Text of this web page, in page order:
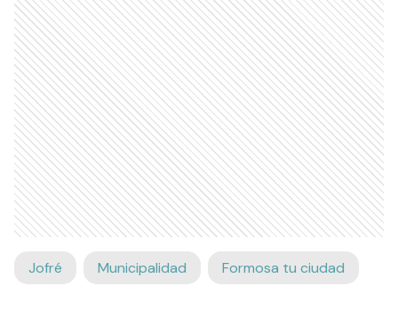
Jofré Municipalidad Formosa tu ciudad